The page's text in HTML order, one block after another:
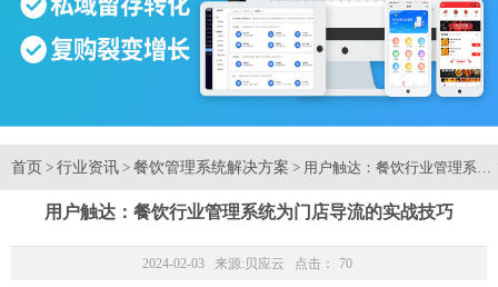
首页 > 行业资讯 > 餐饮管理系统解决方案 > 用户触达：餐饮行业管理系统
用户触达：餐饮行业管理系统为门店导流的实战技巧
2024-02-03 来源: 贝应云 点击： 70